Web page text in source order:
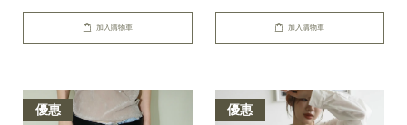
加入購物車 加入購物車
優惠 優惠